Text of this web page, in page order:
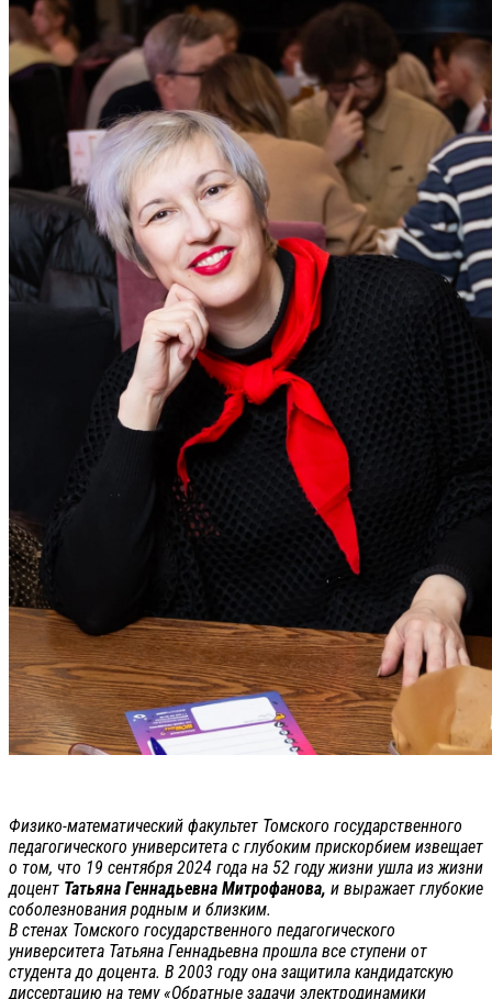
Физико-математический факультет Томского государственного
педагогического университета с глубоким прискорбием извещает
о том, что 19 сентября 2024 года на 52 году жизни ушла из жизни
доцент Татьяна Геннадьевна Митрофанова, и выражает глубокие
соболезнования родным и близким.
В стенах Томского государственного педагогического
университета Татьяна Геннадьевна прошла все ступени от
студента до доцента. В 2003 году она защитила кандидатскую
диссертацию на тему «Обратные задачи электродинамики